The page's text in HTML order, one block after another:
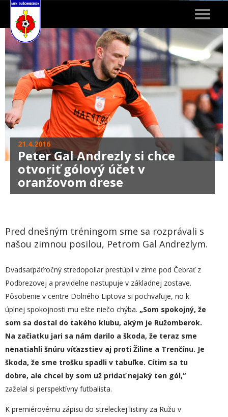
Toggle
21.4.2016
Peter Gal Andrezly si chce
otvoriť gólový účet v
oranžovom drese
Pred dnešným tréningom sme sa rozprávali s
našou zimnou posilou, Petrom Gal Andrezlym.
Dvadsaťpäťročný stredopoliar prestúpil v zime pod Čebrať z
Podbrezovej a pravidelne nastupuje v základnej zostave.
Pôsobenie v centre Dolného Liptova si pochvaľuje, no k
úplnej spokojnosti mu ešte niečo chýba. „Som spokojný, že
som sa dostal do takého klubu, akým je Ružomberok.
Na začiatku jari sa nám darilo a škoda, že teraz sme
nenatiahli šnúru víťazstiev aj proti Žiline a Trenčínu. Je
škoda, že sme trošku spadli v tabuľke. Cítim sa tu
dobre, ale chcel by som už pridať nejaký ten gól,“
zaželal si perspektívny futbalista.
K premiérovému zápisu do streleckej listiny za Ružu v